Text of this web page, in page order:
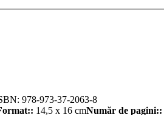
978-973-37-2063-8
14,5 x 16 cmNumăr de pagini::